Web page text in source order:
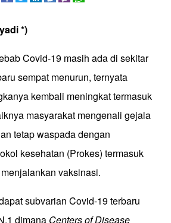
*)
Covid-19 masih ada di sekitar
sempat menurun, ternyata
kembali meningkat termasuk
masyarakat mengenali gejala
tetap waspada dengan
kesehatan (Prokes) termasuk
vaksinasi.
subvarian Covid-19 terbaru
dimana Centers of Disease